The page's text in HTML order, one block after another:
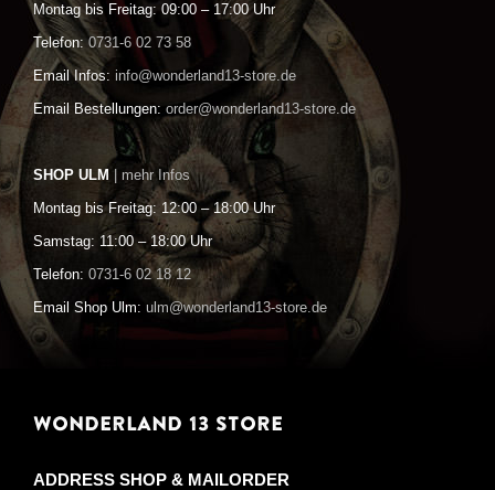
Montag bis Freitag: 09:00 – 17:00 Uhr
Telefon: 0731-6 02 73 58
Email Infos: info@wonderland13-store.de
Email Bestellungen: order@wonderland13-store.de
SHOP ULM | mehr Infos
Montag bis Freitag: 12:00 – 18:00 Uhr
Samstag: 11:00 – 18:00 Uhr
Telefon: 0731-6 02 18 12
Email Shop Ulm: ulm@wonderland13-store.de
WONDERLAND 13 STORE
ADDRESS SHOP & MAILORDER